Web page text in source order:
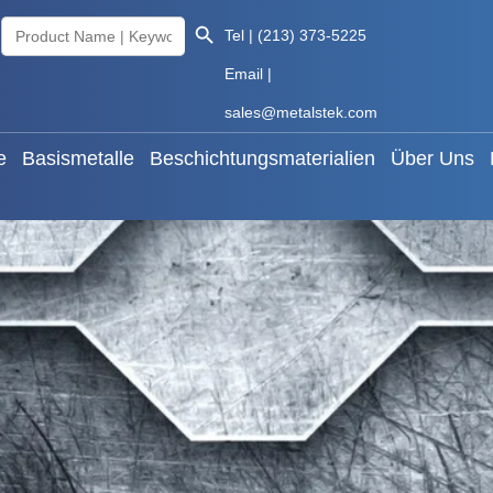
Search
for:
Search Button
Tel | (213) 373-5225
Email |
sales@metalstek.com
Basismetalle Beschichtungsmaterialien Über Uns
Basismetalle Beschichtungsmaterialien
Deutsch